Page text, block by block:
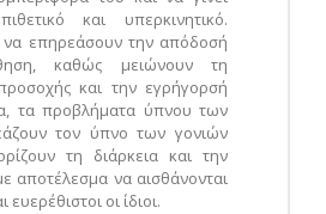
και υπερκινητικό.
να επηρεάσουν την απόδοσή
καθώς μειώνουν τη
και την εγρήγορσή
τα προβλήματα ύπνου των
τον ύπνο των γονιών
τη διάρκεια και την
αποτέλεσμα να αισθάνονται
οι ίδιοι.